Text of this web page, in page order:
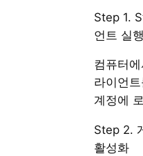
Step 1.
언트 실행
컴퓨터
라이언
계정에
Step 2.
활성화